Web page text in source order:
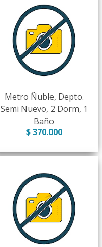
Metro Ñuble, Depto.
Semi Nuevo, 2 Dorm, 1
Baño
$ 370.000